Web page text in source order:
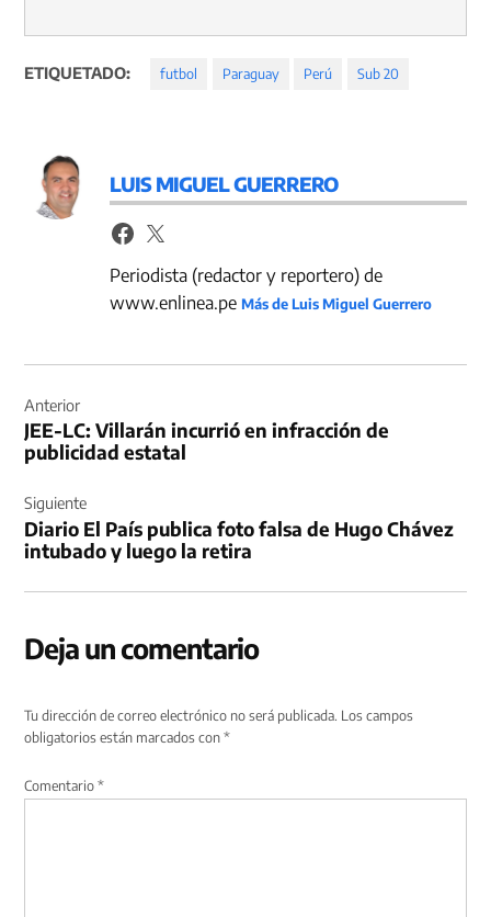
ETIQUETADO: futbol Paraguay Perú Sub 20
LUIS MIGUEL GUERRERO
Periodista (redactor y reportero) de
www.enlinea.peMás de Luis Miguel Guerrero
de
entradas
Anterior
JEE-LC: Villarán incurrió en infracción de
publicidad estatal
Siguiente
Diario El País publica foto falsa de Hugo Chávez
intubado y luego la retira
Deja un comentario
Tu dirección de correo electrónico no será publicada. Los campos
obligatorios están marcados con*
Comentario*